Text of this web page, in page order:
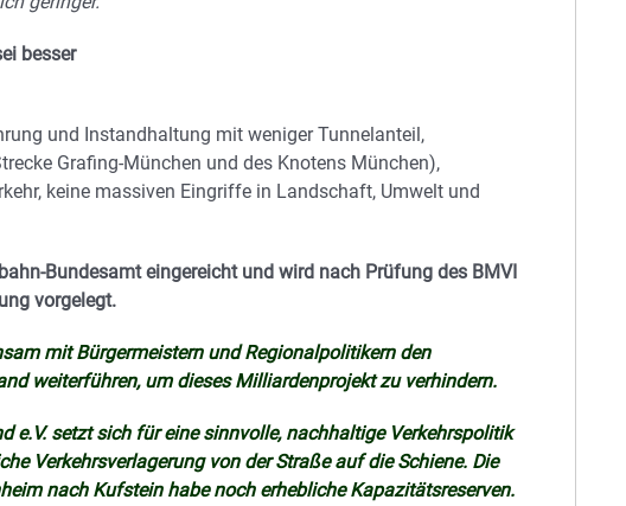
besser
und Instandhaltung mit weniger Tunnelanteil,
Grafing-München und des Knotens München),
keine massiven Eingriffe in Landschaft, Umwelt und
Bundesamt eingereicht und wird nach Prüfung des BMVI
vorgelegt.
mit Bürgermeistern und Regionalpolitikern den
weiterführen, um dieses Milliardenprojekt zu verhindern.
e.V. setzt sich für eine sinnvolle, nachhaltige Verkehrspolitik
Verkehrsverlagerung von der Straße auf die Schiene. Die
nach Kufstein habe noch erhebliche Kapazitätsreserven.